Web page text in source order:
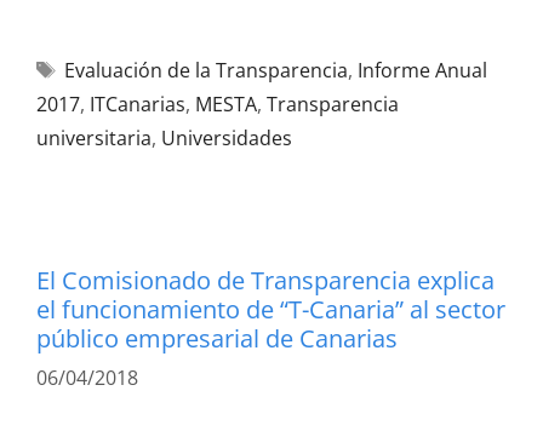
Evaluación de la Transparencia, Informe Anual
2017, ITCanarias, MESTA, Transparencia
universitaria, Universidades
El Comisionado de Transparencia explica
el funcionamiento de “T-Canaria” al sector
público empresarial de Canarias
06/04/2018